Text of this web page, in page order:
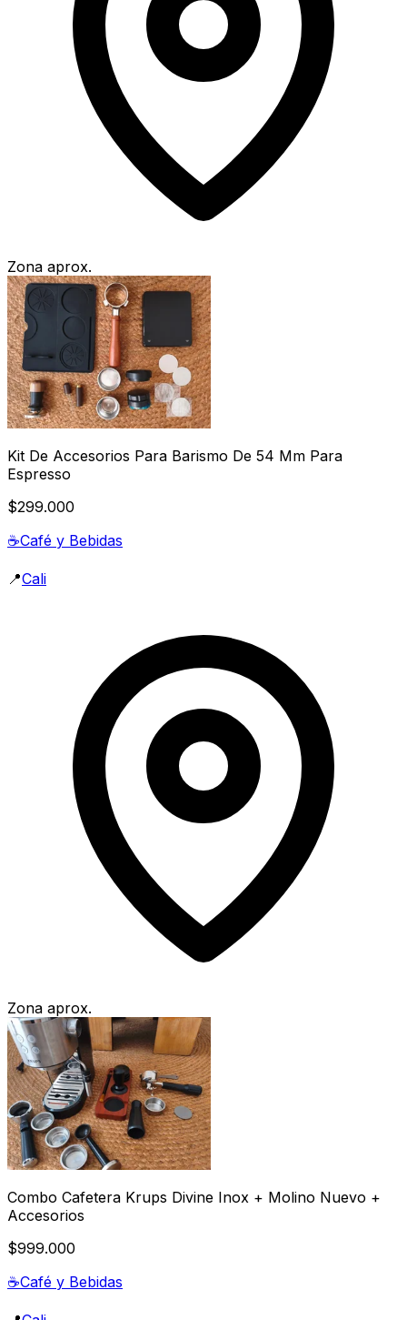
Zona aprox.
Kit De Accesorios Para Barismo De 54 Mm Para
Espresso
$299.000
☕Café y Bebidas
📍Cali
Zona aprox.
Combo Cafetera Krups Divine Inox + Molino Nuevo +
Accesorios
$999.000
☕Café y Bebidas